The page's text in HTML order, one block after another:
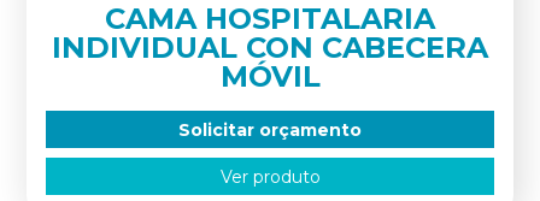
CAMA HOSPITALARIA
INDIVIDUAL CON CABECERA
MÓVIL
Solicitar orçamento
Ver produto